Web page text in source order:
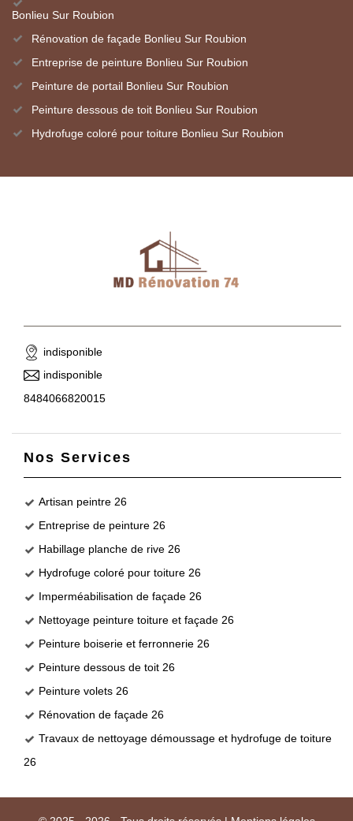
Bonlieu Sur Roubion
Rénovation de façade Bonlieu Sur Roubion
Entreprise de peinture Bonlieu Sur Roubion
Peinture de portail Bonlieu Sur Roubion
Peinture dessous de toit Bonlieu Sur Roubion
Hydrofuge coloré pour toiture Bonlieu Sur Roubion
indisponible
indisponible
8484066820015
Nos Services
Artisan peintre 26
Entreprise de peinture 26
Habillage planche de rive 26
Hydrofuge coloré pour toiture 26
Imperméabilisation de façade 26
Nettoyage peinture toiture et façade 26
Peinture boiserie et ferronnerie 26
Peinture dessous de toit 26
Peinture volets 26
Rénovation de façade 26
Travaux de nettoyage démoussage et hydrofuge de toiture
26